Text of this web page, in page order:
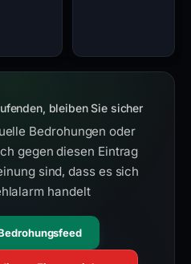
bleiben Sie sicher
Bedrohungen oder
gegen diesen Eintrag
sind, dass es sich
handelt